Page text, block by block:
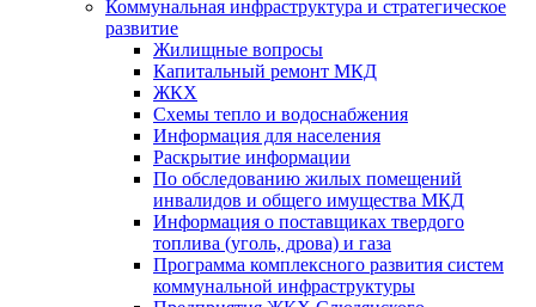
Коммунальная инфраструктура и стратегическое
развитие
Жилищные вопросы
Капитальный ремонт МКД
ЖКХ
Схемы тепло и водоснабжения
Информация для населения
Раскрытие информации
По обследованию жилых помещений
инвалидов и общего имущества МКД
Информация о поставщиках твердого
топлива (уголь, дрова) и газа
Программа комплексного развития систем
коммунальной инфраструктуры